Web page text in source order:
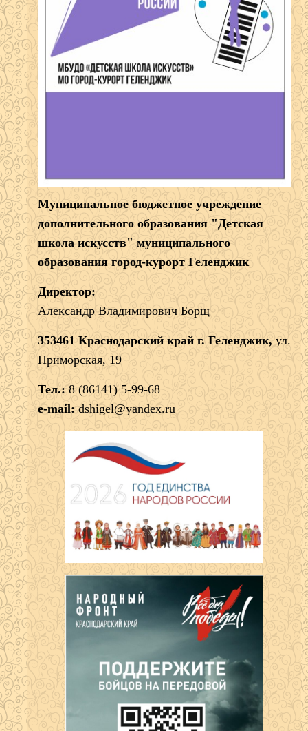
Муниципальное бюджетное учреждение
дополнительного образования "Детская
школа искусств" муниципального
образования город-курорт Геленджик
Директор:
Александр Владимирович Борщ
353461 Краснодарский край г. Геленджик, ул.
Приморская, 19
Тел.: 8 (86141) 5-99-68
e-mail: dshigel@yandex.ru